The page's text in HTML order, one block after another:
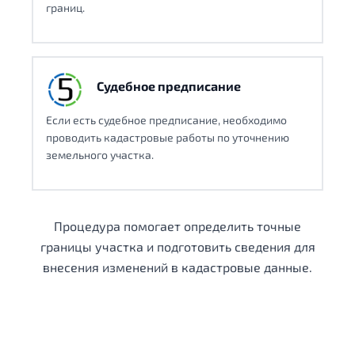
границ.
Судебное предписание
Если есть судебное предписание, необходимо
проводить кадастровые работы по уточнению
земельного участка.
Процедура помогает определить точные
границы участка и подготовить сведения для
внесения изменений в кадастровые данные.